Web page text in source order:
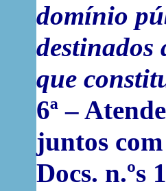
domínio
que
6ª –
juntos
Docs. n.ºs